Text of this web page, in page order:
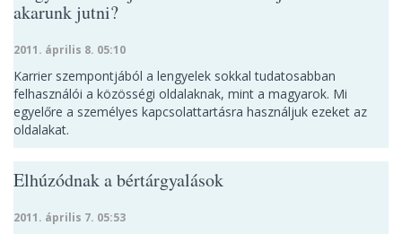
akarunk jutni?
2011. április 8. 05:10
Karrier szempontjából a lengyelek sokkal tudatosabban
felhasználói a közösségi oldalaknak, mint a magyarok. Mi
egyelőre a személyes kapcsolattartásra használjuk ezeket az
oldalakat.
Elhúzódnak a bértárgyalások
2011. április 7. 05:53